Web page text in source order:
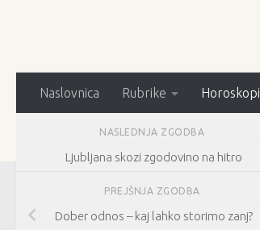
Naslovnica Rubrike Horoskopi
NASLEDNJA ZGODBA
Ljubljana skozi zgodovino na hitro
PREJŠNJA ZGODBA
Dober odnos – kaj lahko storimo zanj?